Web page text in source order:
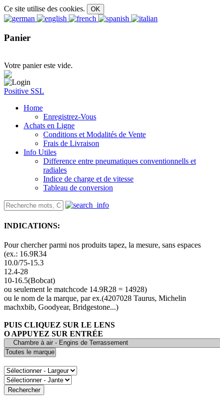
Ce site utilise des cookies.
Panier
Votre panier este vide.
Positive SSL
Home
Enregistrez-Vous
Achats en Ligne
Conditions et Modalités de Vente
Frais de Livraison
Info Utiles
Difference entre pneumatiques conventionnells et
radiales
Indice de charge et de vitesse
Tableau de conversion
INDICATIONS:
Pour chercher parmi nos produits tapez, la mesure, sans espaces
(ex.: 16.9R34
10.0/75-15.3
12.4-28
10-16.5(Bobcat)
ou seulement le matchcode 14.9R28 = 14928)
ou le nom de la marque, par ex.(4207028 Taurus, Michelin
machxbib, Goodyear, Bridgestone...)
PUIS CLIQUEZ SUR LE LENS
O APPUYEZ SUR ENTRÉE